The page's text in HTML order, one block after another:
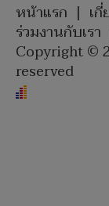
หน้าแรก | เ
ร่วมงานกับเรา
Copyright ©
reserved